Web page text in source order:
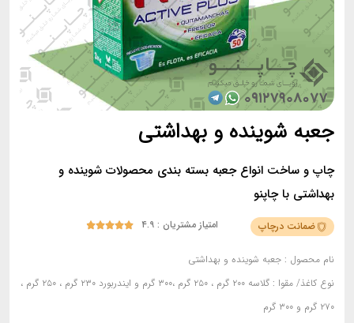
جعبه شوینده و بهداشتی
چاپ و ساخت انواع جعبه بسته بندی محصولات شوینده و
بهداشتی با چاپنو
ضمانت درچاپ امتیاز مشتریان : ۴.۹ 




نام محصول :جعبه شوینده و بهداشتی
نوع کاغذ/ مقوا :
گلاسه ۲۰۰ گرم ، ۲۵۰ گرم ،۳۰۰ گرم و ایندربورد ۲۳۰ گرم ، ۲۵۰ گرم ،